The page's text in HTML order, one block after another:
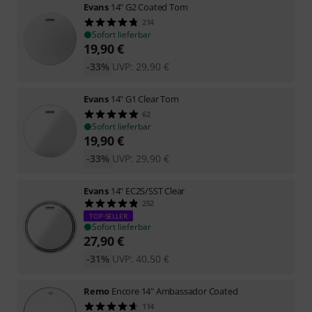
Evans 14" G2 Coated Tom
214
Sofort lieferbar
19,90€
UVP: 29,90 €
-33%
Evans 14" G1 Clear Tom
62
Sofort lieferbar
19,90€
UVP: 29,90 €
-33%
Evans 14" EC2S/SST Clear
252
TOP-SELLER
Sofort lieferbar
27,90€
UVP: 40,50 €
-31%
Remo Encore 14" Ambassador Coated
114